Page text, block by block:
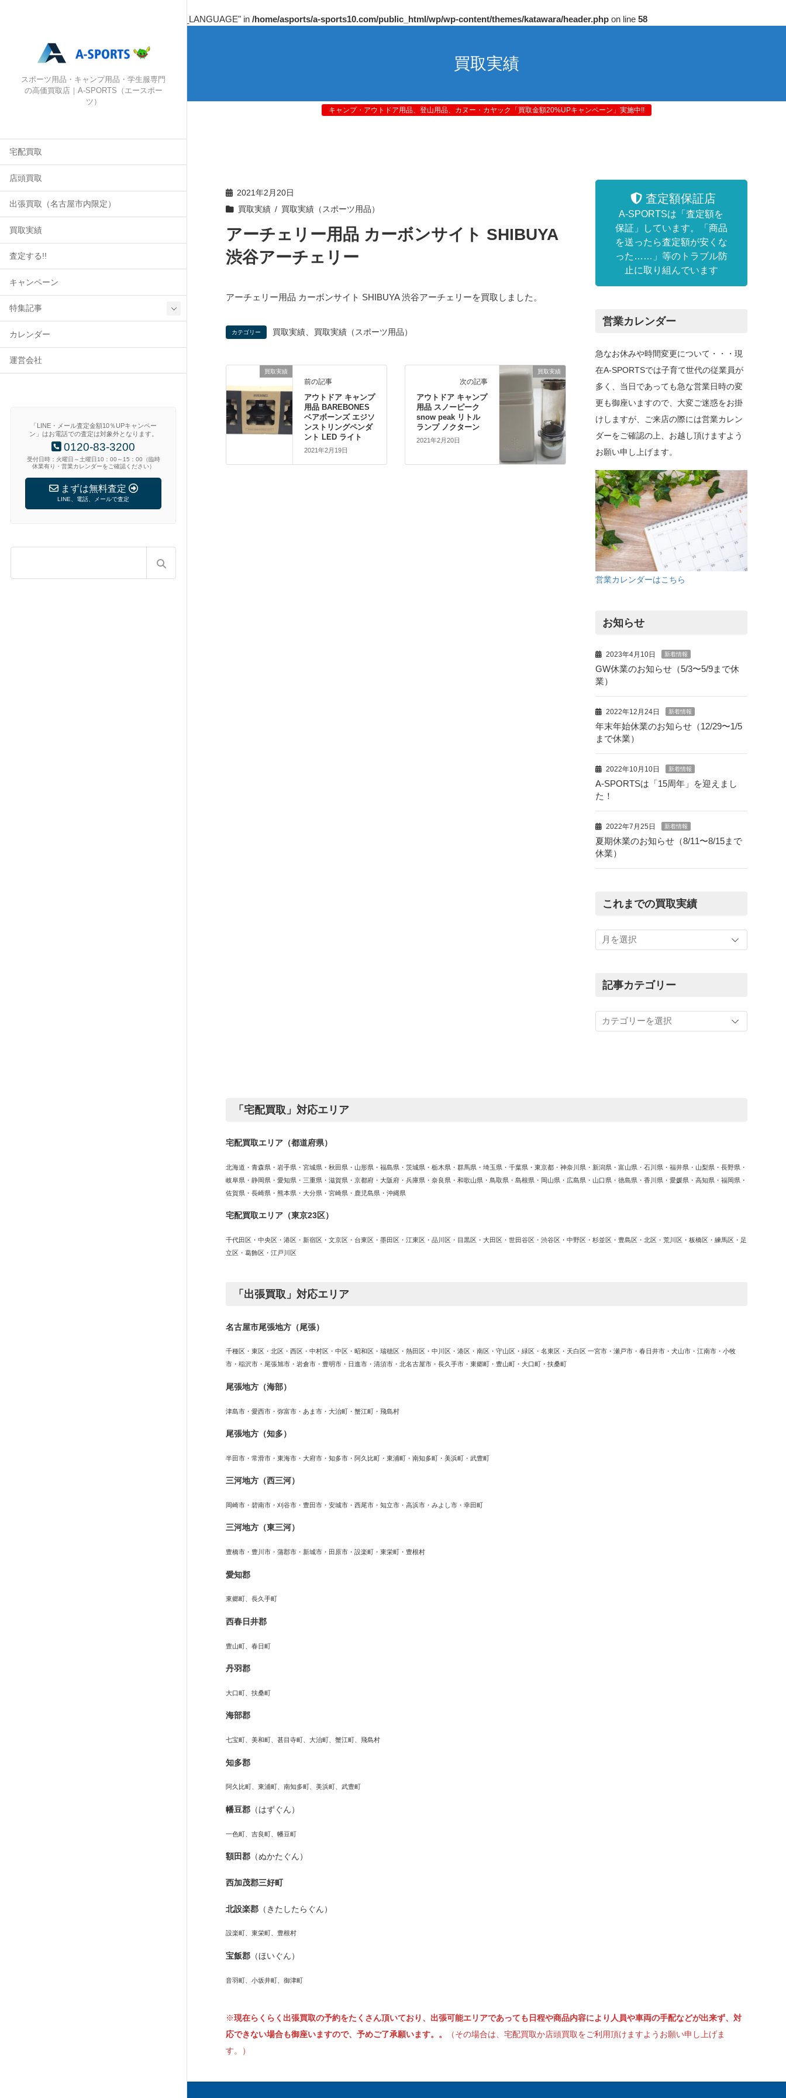
: Undefined array key "HTTP_ACCEPT_LANGUAGE" in /home/asports/a-sports10.com/public_html/wp/wp-content/themes/katawara/header.php on line 58
スポーツ用品・キャンプ用品・学生服専門
の高価買取店｜A-SPORTS（エースポー
ツ）
宅配買取
店頭買取
出張買取（名古屋市内限定）
買取実績
査定する!!
キャンペーン
特集記事
カレンダー
運営会社
「LINE・メール査定金額10％UPキャンペー
ン」はお電話での査定は対象外となります。
0120-83-3200
受付日時：火曜日～土曜日10：00～15：00（臨時
休業有り・営業カレンダーをご確認ください）
まずは無料査定
LINE、電話、メールで査定
買取実績
キャンプ・アウトドア用品、登山用品、カヌー・カヤック「買取金額20%UPキャンペーン」実施中!!
2021年2月20日
買取実績
買取実績（スポーツ用品）
アーチェリー用品 カーボンサイト SHIBUYA
渋谷アーチェリー
アーチェリー用品 カーボンサイト SHIBUYA 渋谷アーチェリーを買取しました。
カテゴリー 買取実績 買取実績（スポーツ用品）
買取実績
前の記事
アウトドア キャンプ
用品 BAREBONES
ベアボーンズ エジソ
ンストリングペンダ
ント LED ライト
2021年2月19日
買取実績
次の記事
アウトドア キャンプ
用品 スノーピーク
snow peak リトル
ランプ ノクターン
2021年2月20日
査定額保証店
A-SPORTSは「査定額を
保証」しています。「商品
を送ったら査定額が安くな
った……」等のトラブル防
止に取り組んでいます
営業カレンダー
急なお休みや時間変更について・・・現
在A-SPORTSでは子育て世代の従業員が
多く、当日であっても急な営業日時の変
更も御座いますので、大変ご迷惑をお掛
けしますが、ご来店の際には営業カレン
ダーをご確認の上、お越し頂けますよう
お願い申し上げます。
営業カレンダーはこちら
お知らせ
2023年4月10日 新着情報
GW休業のお知らせ（5/3〜5/9まで休
業）
2022年12月24日 新着情報
年末年始休業のお知らせ（12/29〜1/5
まで休業）
2022年10月10日 新着情報
A-SPORTSは「15周年」を迎えまし
た！
2022年7月25日 新着情報
夏期休業のお知らせ（8/11〜8/15まで
休業）
これまでの買取実績
ま
買
績
記事カテゴリー
事
カ
「宅配買取」対応エリア
宅配買取エリア（都道府県）
北海道・青森県・岩手県・宮城県・秋田県・山形県・福島県・茨城県・栃木県・群馬県・埼玉県・千葉県・東京都・神奈川県・新潟県・富山県・石川県・福井県・山梨県・長野県・
岐阜県・静岡県・愛知県・三重県・滋賀県・京都府・大阪府・兵庫県・奈良県・和歌山県・鳥取県・島根県・岡山県・広島県・山口県・徳島県・香川県・愛媛県・高知県・福岡県・
佐賀県・長崎県・熊本県・大分県・宮崎県・鹿児島県・沖縄県
宅配買取エリア（東京23区）
千代田区・中央区・港区・新宿区・文京区・台東区・墨田区・江東区・品川区・目黒区・大田区・世田谷区・渋谷区・中野区・杉並区・豊島区・北区・荒川区・板橋区・練馬区・足
立区・葛飾区・江戸川区
「出張買取」対応エリア
名古屋市尾張地方（尾張）
千種区・東区・北区・西区・中村区・中区・昭和区・瑞穂区・熱田区・中川区・港区・南区・守山区・緑区・名東区・天白区 一宮市・瀬戸市・春日井市・犬山市・江南市・小牧
市・稲沢市・尾張旭市・岩倉市・豊明市・日進市・清須市・北名古屋市・長久手市・東郷町・豊山町・大口町・扶桑町
尾張地方（海部）
津島市・愛西市・弥富市・あま市・大治町・蟹江町・飛島村
尾張地方（知多）
半田市・常滑市・東海市・大府市・知多市・阿久比町・東浦町・南知多町・美浜町・武豊町
三河地方（西三河）
岡崎市・碧南市・刈谷市・豊田市・安城市・西尾市・知立市・高浜市・みよし市・幸田町
三河地方（東三河）
豊橋市・豊川市・蒲郡市・新城市・田原市・設楽町・東栄町・豊根村
愛知郡
東郷町、長久手町
西春日井郡
豊山町、春日町
丹羽郡
大口町、扶桑町
海部郡
七宝町、美和町、甚目寺町、大治町、蟹江町、飛島村
知多郡
阿久比町、東浦町、南知多町、美浜町、武豊町
幡豆郡 （はずぐん）
一色町、吉良町、幡豆町
額田郡 （ぬかたぐん）
西加茂郡三好町
北設楽郡 （きたしたらぐん）
設楽町、東栄町、豊根村
宝飯郡 （ほいぐん）
音羽町、小坂井町、御津町
※現在らくらく出張買取の予約をたくさん頂いており、出張可能エリアであっても日程や商品内容により人員や車両の手配などが出来ず、対
応できない場合も御座いますので、予めご了承願います。。
（その場合は、宅配買取か店頭買取をご利用頂けますようお願い申し上げま
す。）